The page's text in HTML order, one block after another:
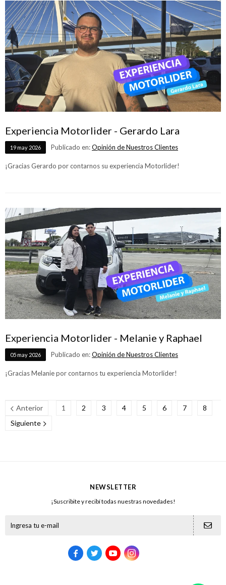
Experiencia Motorlider - Gerardo Lara
19 may 2026 Publicado en:Opinión de Nuestros Clientes
¡Gracias Gerardo por contarnos su experiencia Motorlider!
Experiencia Motorlider - Melanie y Raphael
05 may 2026 Publicado en:Opinión de Nuestros Clientes
¡Gracias Melanie por contarnos tu experiencia Motorlider!
Anterior 1 2 3 4 5 6 7
8
Siguiente
NEWSLETTER
¡Suscribite y recibí todas nuestras novedades!
   